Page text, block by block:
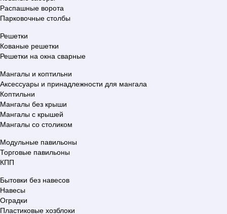
Распашные ворота
Парковочные столбы
Решетки
Кованые решетки
Решетки на окна сварные
Мангалы и коптильни
Аксессуары и принадлежности для мангала
Коптильни
Мангалы без крыши
Мангалы с крышей
Мангалы со столиком
Модульные павильоны
Торговые павильоны
КПП
Бытовки без навесов
Навесы
Оградки
Пластиковые хозблоки